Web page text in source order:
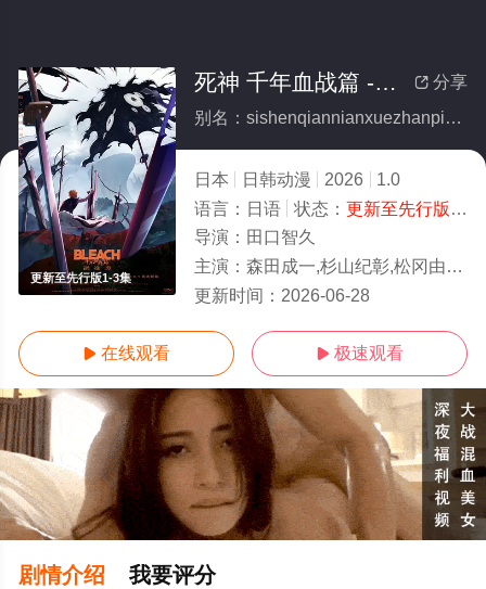
更新至先行版1-3集
 分享
死神 千年血战篇 -祸进谭
别名：sishenqiannianxuezhanpianhuojintan
日本 日韩动漫 2026
1.0
语言： 日语 状态： 更新至先行版1-3集
导演： 田口智久
主演： 森田成一,杉山纪彰,松冈由贵,安元洋贵,高木涉,折笠富美子,伊藤健太郎,三木真一郎,雪野五月,大塚明夫,桑岛法子,樫井笙人,小
更新时间： 2026-06-28
 在线观看  极速观看
剧情介绍 我要评分